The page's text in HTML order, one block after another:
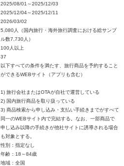
2025/08/01～2025/12/03
2025/12/04～2025/12/11
2026/03/02
5,080人（国内旅行・海外旅行調査における総サンプ
ル数7,730人）
100人以上
37
以下すべての条件を満たす、旅行商品を予約すること
ができるWEBサイト（アプリも含む）
1) 旅行会社またはOTAが自社で運営している
2) 国内旅行商品を取り扱っている
3) 商品検索から申し込み・支払い手続きまでがすべて
同一のWEBサイト内で完結する。なお、一部商品で
申し込み以降の手続きが他社サイトに誘導される場合
も対象とする。
性別：指定なし
年齢：18～84歳
地域：全国